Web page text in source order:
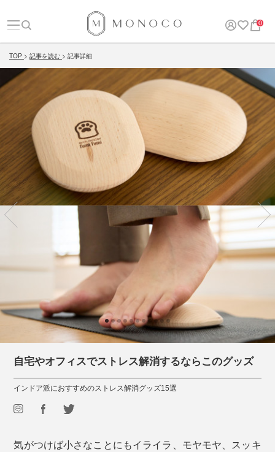
0
TOP 記事を読む 記事詳細
自宅やオフィスでストレス解消するならこのグッズ
インドア派におすすめのストレス解消グッズ15選
気がつけば小さなことにもイライラ、モヤモヤ、スッキ